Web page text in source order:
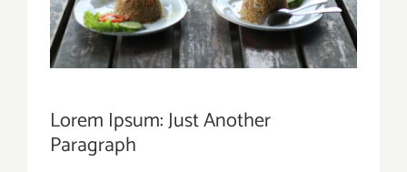
Lorem Ipsum: Just Another
Paragraph